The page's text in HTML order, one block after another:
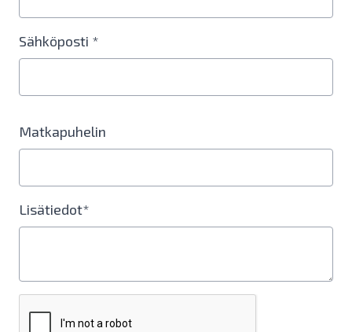
Sähköposti *
Matkapuhelin
Lisätiedot*